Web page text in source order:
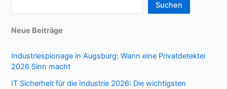
Suchen
Neue Beiträge
Industriespionage in Augsburg: Wann eine Privatdetektei
2026 Sinn macht
IT Sicherheit für die Industrie 2026: Die wichtigsten